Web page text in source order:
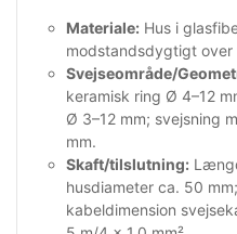
Materiale: Hus i
modstandsdygtigt
Svejseområde/
keramisk ring Ø 4–12
Ø 3–12 mm; svejsning
mm.
Skaft/tilslutning:
husdiameter ca. 50
kabeldimension